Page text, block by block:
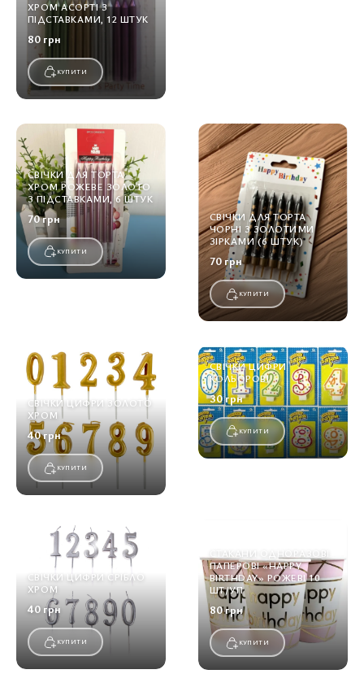
ХРОМ АСОРТІ З
ПІДСТАВКАМИ, 12 ШТУК
80 грн
КУПИТИ
СВІЧКИ ДЛЯ ТОРТА
ХРОМ РОЖЕВЕ ЗОЛОТО
З ПІДСТАВКАМИ, 6 ШТУК
70 грн
КУПИТИ
СВІЧКИ ДЛЯ ТОРТА
ЧОРНІ З ЗОЛОТИМИ
ЗІРКАМИ (6 ШТУК)
70 грн
КУПИТИ
СВІЧКИ ЦИФРИ ЗОЛОТО
ХРОМ
40 грн
КУПИТИ
СВІЧКИ ЦИФРИ
КОЛЬОРОВІ
30 грн
КУПИТИ
СВІЧКИ ЦИФРИ СРІБЛО
ХРОМ
40 грн
КУПИТИ
СТАКАНИ ОДНОРАЗОВІ
ПАПЕРОВІ «HAPPY
BIRTHDAY» РОЖЕВІ 10
ШТ/УП
80 грн
КУПИТИ